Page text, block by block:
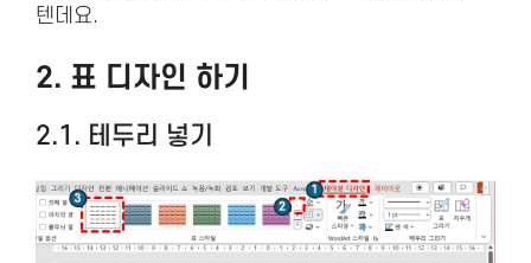
텐데요.
2. 표 디자인 하기
2.1. 테두리 넣기